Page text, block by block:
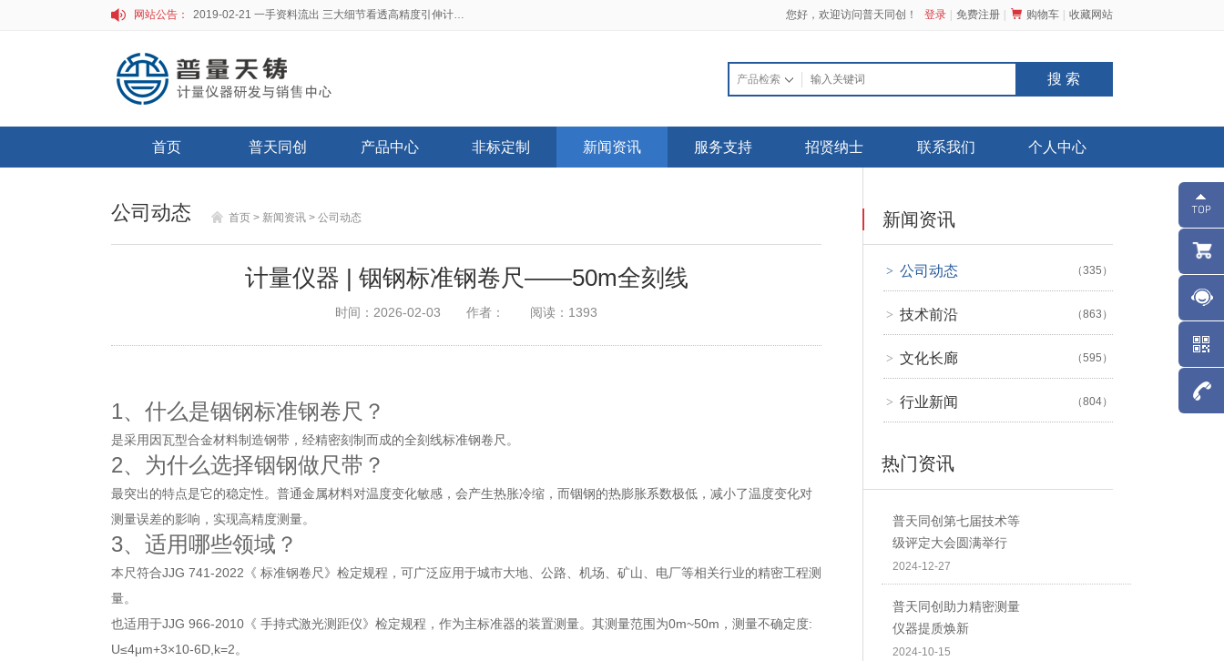
网站公告： 2019-02-21 一手资料流出 三大细节看透高精度引伸计标定仪 您好，欢迎访问普天同创！ 登录 免费注册 购物车 收藏网站
首页 普天同创 产品中心 非标定制 新闻资讯 服务支持 招贤纳士 联系我们 个人中心
公司动态 首页 > 新闻资讯 > 公司动态
计量仪器 | 铟钢标准钢卷尺——50m全刻线
时间：2026-02-03 作者： 阅读：1393
1、什么是铟钢标准钢卷尺？
是采用因瓦型合金材料制造钢带，经精密刻制而成的全刻线标准钢卷尺。
2、为什么选择铟钢做尺带？
最突出的特点是它的稳定性。普通金属材料对温度变化敏感，会产生热胀冷缩，而铟钢的热膨胀系数极低，减小了温度变化对
测量误差的影响，实现高精度测量。
3、适用哪些领域？
本尺符合JJG 741-2022《 标准钢卷尺》检定规程，可广泛应用于城市大地、公路、机场、矿山、电厂等相关行业的精密工程测
量。
也适用于JJG 966-2010《 手持式激光测距仪》检定规程，作为主标准器的装置测量。其测量范围为0m~50m，测量不确定度:
U≤4μm+3×10-6D,k=2。
新闻资讯
> 公司动态 （335）
> 技术前沿 （863）
> 文化长廊 （595）
> 行业新闻 （804）
热门资讯
普天同创第七届技术等
级评定大会圆满举行
2024-12-27
普天同创助力精密测量
仪器提质焕新
2024-10-15